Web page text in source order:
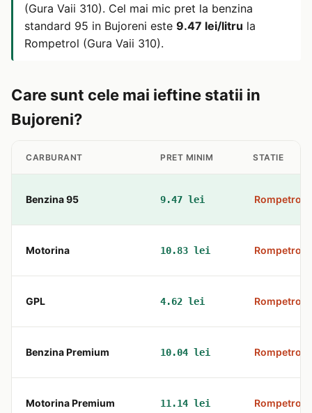
(Gura Vaii 310). Cel mai mic pret la benzina
standard 95 in Bujoreni este 9.47 lei/litru la
Rompetrol (Gura Vaii 310).
Care sunt cele mai ieftine statii in
Bujoreni?
CARBURANT PRET MINIM STATIE
Benzina 95 9.47 lei Rompetrol
Motorina 10.83 lei Rompetrol
GPL 4.62 lei Rompetrol
Benzina Premium 10.04 lei Rompetrol
Motorina Premium 11.14 lei Rompetrol